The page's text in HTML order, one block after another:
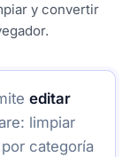
y convertir
editar
limpiar
categoría